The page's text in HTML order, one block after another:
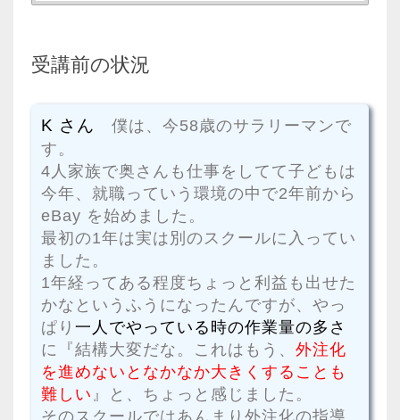
受講前の状況
K さん 僕は、今58歳のサラリーマンで
す。
4人家族で奥さんも仕事をしてて子どもは
今年、就職っていう環境の中で2年前から
eBay を始めました。
最初の1年は実は別のスクールに入ってい
ました。
1年経ってある程度ちょっと利益も出せた
かなというふうになったんですが、やっ
ぱり 一人でやっている時の作業量の多さ
に『結構大変だな。これはもう、 外注化
を進めないとなかなか大きくすることも
難しい』と、ちょっと感じました。
そのスクールではあんまり外注化の指導